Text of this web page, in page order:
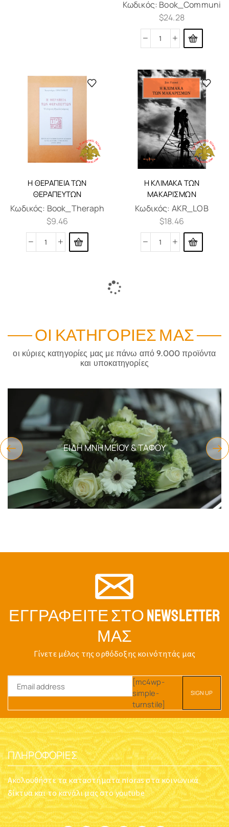
Κωδικός: Book_Communi
$24.28
Η ΘΕΡΑΠΕΊΑ ΤΩΝ
ΘΕΡΑΠΕΥΤΏΝ
Κωδικός: Book_Theraph
$9.46
Η ΚΛΊΜΑΚΑ ΤΩΝ
ΜΑΚΑΡΙΣΜΏΝ
Κωδικός: AKR_LOB
$18.46
Η ΥΠΕΡΑΓΙΆ ΘΕΟΤΌΚΟΣ
Κωδικός:Book_Theotok
$14.69
ΚΑΛΟΓΗΡΙΚΉ ΜΑΓΕΙΡΙΚΉ
Κωδικός:Kal_mon
$39.86
Mangali Mninis
ΜΆΡΤΥΡΕΣ, ΜΑΡΤΎΡΙΟ ΚΑΙ
$22.71
Ο ΕΑΥΤΌΣ ΜΑΣ ΚΑΙ Ο
ΆΛΛΟΣ
Κωδικός:AKR_OSATO
$12.78
Ο ΕΥΑΓΓΕΛΙΣΤΉΣ ΙΩΆΝΝΗΣ
Κωδικός:Book_John
$17.75